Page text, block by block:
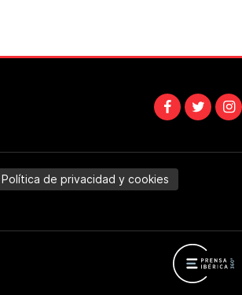
Política de privacidad y cookies